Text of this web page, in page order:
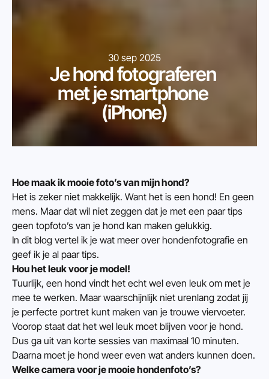
30 sep 2025
Je hond fotograferen
met je smartphone
(iPhone)
Hoe maak ik mooie foto’s van mijn hond?
Het is zeker niet makkelijk. Want het is een hond! En geen
mens. Maar dat wil niet zeggen dat je met een paar tips
geen topfoto’s van je hond kan maken gelukkig.
In dit blog vertel ik je wat meer over hondenfotografie en
geef ik je al paar tips.
Hou het leuk voor je model!
Tuurlijk, een hond vindt het echt wel even leuk om met je
mee te werken. Maar waarschijnlijk niet urenlang zodat jij
je perfecte portret kunt maken van je trouwe viervoeter.
Voorop staat dat het wel leuk moet blijven voor je hond.
Dus ga uit van korte sessies van maximaal 10 minuten.
Daarna moet je hond weer even wat anders kunnen doen.
Welke camera voor je mooie hondenfoto’s?